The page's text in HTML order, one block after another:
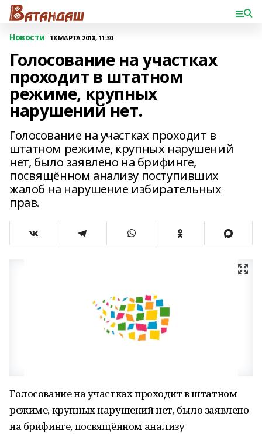
Новости 18 МАРТА 2018, 11:30
Голосование на участках
проходит в штатном
режиме, крупных
нарушений нет.
Голосование на участках проходит в
штатном режиме, крупных нарушений
нет, было заявлено на брифинге,
посвящённом анализу поступивших
жалоб на нарушение избирательных
прав.
Голосование на участках проходит в штатном
режиме, крупных нарушений нет, было заявлено
на брифинге, посвящённом анализу